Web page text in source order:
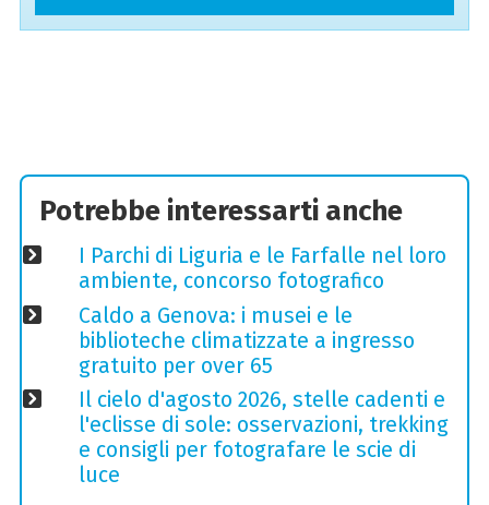
Potrebbe interessarti anche
I Parchi di Liguria e le Farfalle nel loro
ambiente, concorso fotografico
Caldo a Genova: i musei e le
biblioteche climatizzate a ingresso
gratuito per over 65
Il cielo d'agosto 2026, stelle cadenti e
l'eclisse di sole: osservazioni, trekking
e consigli per fotografare le scie di
luce